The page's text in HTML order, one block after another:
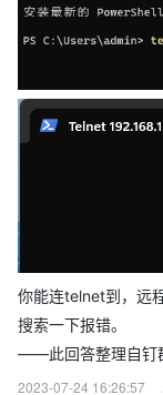
你能连telnet到，远
搜索一下报错。
——此回答整理自钉
2023-07-24 16:26:57